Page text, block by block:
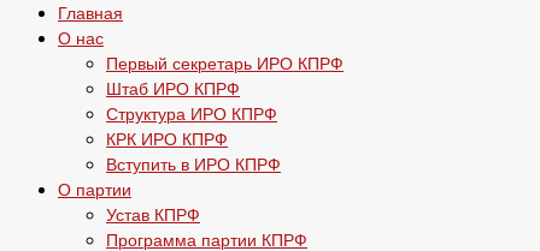
Главная
О нас
Первый секретарь ИРО КПРФ
Штаб ИРО КПРФ
Структура ИРО КПРФ
КРК ИРО КПРФ
Вступить в ИРО КПРФ
О партии
Устав КПРФ
Программа партии КПРФ